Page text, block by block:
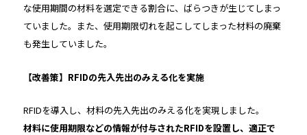
な使用期間の材料を選定できる割合に、ばらつきが生じてしまっ
ていました。また、使用期限切れを起こしてしまった材料の廃棄
も発生していました。
【改善策】RFIDの先入先出のみえる化を実施
RFIDを導入し、材料の先入先出のみえる化を実現しました。
材料に使用期限などの情報が付与されたRFIDを設置し、適正で